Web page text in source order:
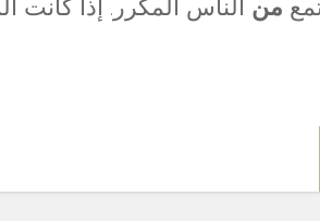
من الناس المكرر. إذا كانت